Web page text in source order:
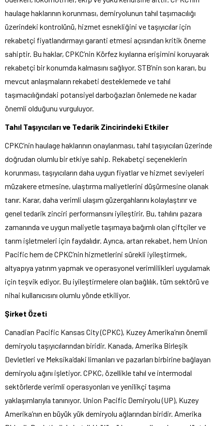
haulage haklarının korunması, demiryolunun tahıl taşımacılığı
üzerindeki kontrolünü, hizmet esnekliğini ve taşıyıcılar için
rekabetçi fiyatlandırmayı garanti etmesi açısından kritik öneme
sahiptir. Bu haklar, CPKC’nin Körfez kıyılarına erişimini koruyarak
rekabetçi bir konumda kalmasını sağlıyor. STB’nin son kararı, bu
mevcut anlaşmaların rekabeti desteklemede ve tahıl
taşımacılığındaki potansiyel darboğazları önlemede ne kadar
önemli olduğunu vurguluyor.
Tahıl Taşıyıcıları ve Tedarik Zincirindeki Etkiler
CPKC’nin haulage haklarının onaylanması, tahıl taşıyıcıları üzerinde
doğrudan olumlu bir etkiye sahip. Rekabetçi seçeneklerin
korunması, taşıyıcıların daha uygun fiyatlar ve hizmet seviyeleri
müzakere etmesine, ulaştırma maliyetlerini düşürmesine olanak
tanır. Karar, daha verimli ulaşım güzergahlarını kolaylaştırır ve
genel tedarik zinciri performansını iyileştirir. Bu, tahılını pazara
zamanında ve uygun maliyetle taşımaya bağımlı olan çiftçiler ve
tarım işletmeleri için faydalıdır. Ayrıca, artan rekabet, hem Union
Pacific hem de CPKC’nin hizmetlerini sürekli iyileştirmek,
altyapıya yatırım yapmak ve operasyonel verimlilikleri uygulamak
için teşvik ediyor. Bu iyileştirmelere olan bağlılık, tüm sektörü ve
nihai kullanıcısını olumlu yönde etkiliyor.
Şirket Özeti
Canadian Pacific Kansas City (CPKC), Kuzey Amerika’nın önemli
demiryolu taşıyıcılarından biridir. Kanada, Amerika Birleşik
Devletleri ve Meksika’daki limanları ve pazarları birbirine bağlayan
demiryolu ağını işletiyor. CPKC, özellikle tahıl ve intermodal
sektörlerde verimli operasyonları ve yenilikçi taşıma
yaklaşımlarıyla tanınıyor. Union Pacific Demiryolu (UP), Kuzey
Amerika’nın en büyük yük demiryolu ağlarından biridir. Amerika